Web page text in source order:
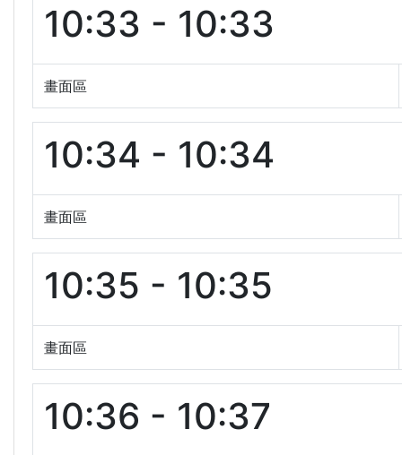
10:33 - 10:33
畫面區
10:34 - 10:34
畫面區
10:35 - 10:35
畫面區
10:36 - 10:37